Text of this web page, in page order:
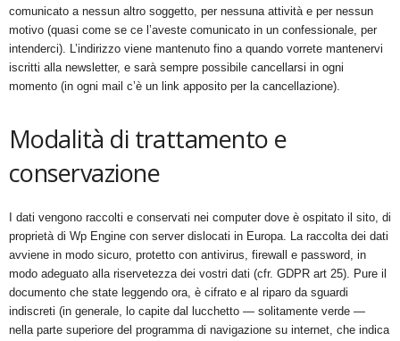
comunicato a nessun altro soggetto, per nessuna attività e per nessun
motivo (quasi come se ce l’aveste comunicato in un confessionale, per
intenderci). L’indirizzo viene mantenuto fino a quando vorrete mantenervi
iscritti alla newsletter, e sarà sempre possibile cancellarsi in ogni
momento (in ogni mail c’è un link apposito per la cancellazione).
Modalità di trattamento e
conservazione
I dati vengono raccolti e conservati nei computer dove è ospitato il sito, di
proprietà di Wp Engine con server dislocati in Europa. La raccolta dei dati
avviene in modo sicuro, protetto con antivirus, firewall e password, in
modo adeguato alla riservetezza dei vostri dati (cfr. GDPR art 25). Pure il
documento che state leggendo ora, è cifrato e al riparo da sguardi
indiscreti (in generale, lo capite dal lucchetto — solitamente verde —
nella parte superiore del programma di navigazione su internet, che indica